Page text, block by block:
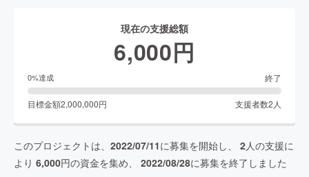
現在の支援総額
6,000円
0%達成 終了
目標金額2,000,000円 支援者数2 人
このプロジェクトは、 2022/07/11に募集を開始し、 2人の支援に
より 6,000円の資金を集め、 2022/08/28に募集を終了しました